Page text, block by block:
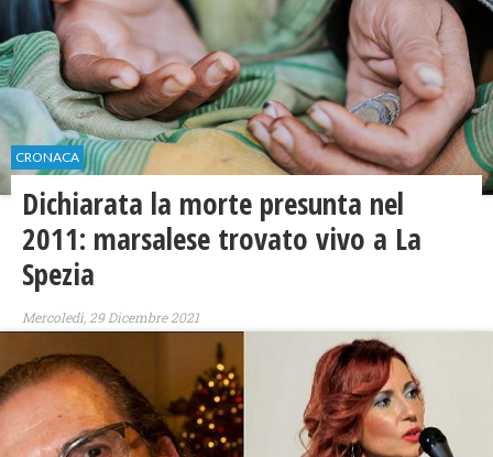
CRONACA
Dichiarata la morte presunta nel
2011: marsalese trovato vivo a La
Spezia
Mercoledì, 29 Dicembre 2021